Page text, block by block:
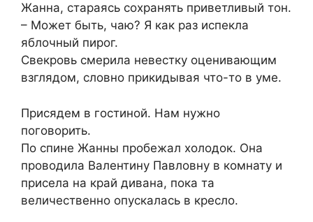
Жанна, стараясь сохранять приветливый тон.
– Может быть, чаю? Я как раз испекла
яблочный пирог.
Свекровь смерила невестку оценивающим
взглядом, словно прикидывая что-то в уме.
Присядем в гостиной. Нам нужно
поговорить.
По спине Жанны пробежал холодок. Она
проводила Валентину Павловну в комнату и
присела на край дивана, пока та
величественно опускалась в кресло.